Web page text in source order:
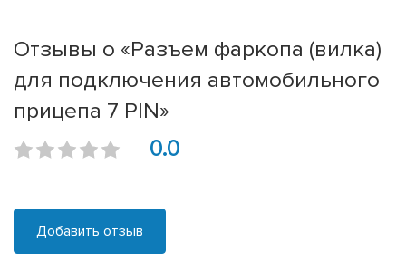
Отзывы о «Разъем фаркопа (вилка)
для подключения автомобильного
прицепа 7 PIN»
0.0
Добавить отзыв